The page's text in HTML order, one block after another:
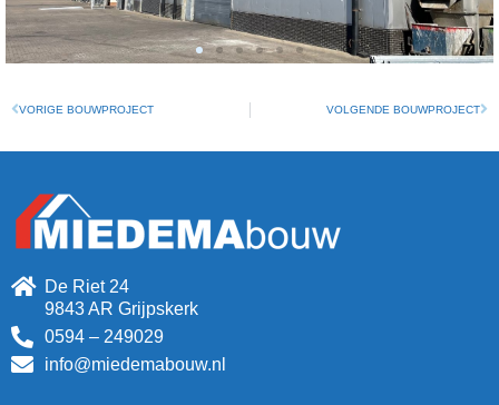
VORIGE BOUWPROJECT VOLGENDE BOUWPROJECT
De Riet 24
9843 AR Grijpskerk
0594 – 249029
info@miedemabouw.nl